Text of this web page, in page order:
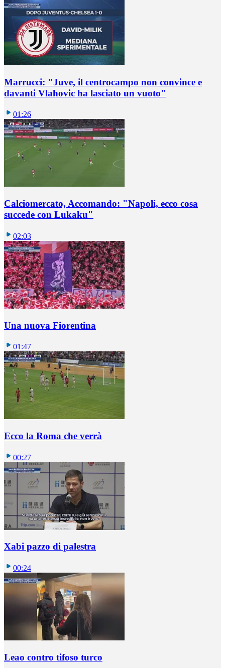
Marrucci: "Juve, il centrocampo non convince e
davanti Vlahovic ha lasciato un vuoto"
01:26
Calciomercato, Accomando: "Napoli, ecco cosa
succede con Lukaku"
02:03
Una nuova Fiorentina
01:47
Ecco la Roma che verrà
00:27
Xabi pazzo di palestra
00:24
Leao contro tifoso turco